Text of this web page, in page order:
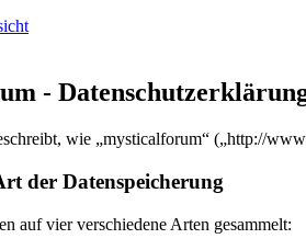
-
wie „mysticalforum“ („http://
der Datenspeicherung
auf vier verschiedene Arten gesammelt: